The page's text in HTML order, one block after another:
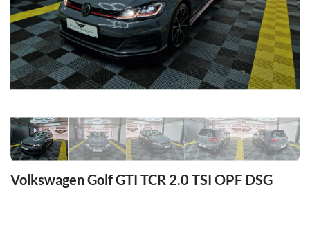
Volkswagen Golf GTI TCR 2.0 TSI OPF DSG